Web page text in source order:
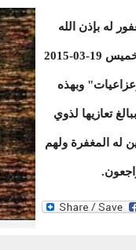
له بإذن الله
وبهذه
تعازيها لذوي
له المغفرة ولهم